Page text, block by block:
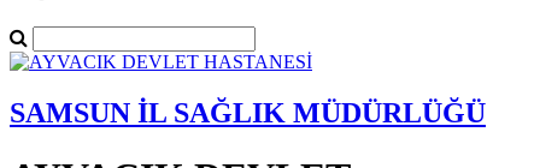
SAMSUN İL SAĞLIK MÜDÜRLÜĞÜ